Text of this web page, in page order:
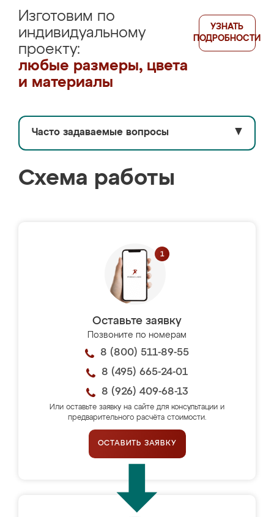
Изготовим по
индивидуальному
проекту:
любые размеры, цвета
и материалы
УЗНАТЬ
ПОДРОБНОСТИ
Часто задаваемые вопросы ▼
Схема работы
Оставьте заявку
Позвоните по номерам
8 (800) 511-89-55
8 (495) 665-24-01
8 (926) 409-68-13
Или оставьте заявку на сайте для консультации и
предварительного расчёта стоимости.
ОСТАВИТЬ ЗАЯВКУ